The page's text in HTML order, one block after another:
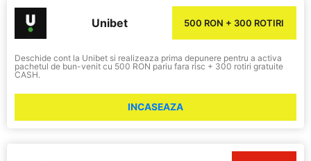
Unibet 500 RON + 300 ROTIRI
Deschide cont la Unibet si realizeaza prima depunere pentru a activa
pachetul de bun-venit cu 500 RON pariu fara risc + 300 rotiri gratuite
CASH.
INCASEAZA